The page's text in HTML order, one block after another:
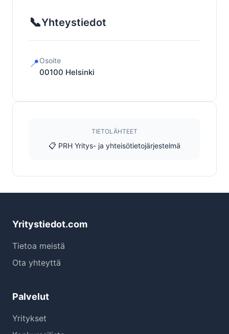
📞Yhteystiedot
📍Osoite
00100 Helsinki
TIETOLÄHTEET
📋 PRH Yritys- ja yhteisötietojärjestelmä
Yritystiedot.com
Tietoa meistä
Ota yhteyttä
Palvelut
Yritykset